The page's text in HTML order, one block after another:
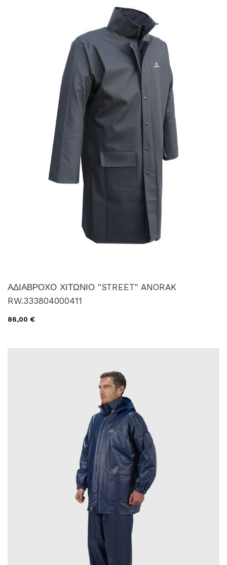
ΑΔΙΑΒΡΟΧΟ ΧΙΤΩΝΙΟ "STREET" ANORAK
RW.333804000411
86,00 €